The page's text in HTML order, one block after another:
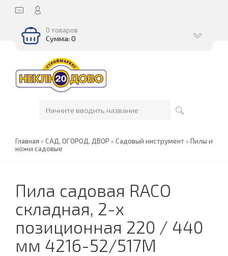
0 товаров
Сумма: 0
Главная »САД, ОГОРОД, ДВОР »Садовый инструмент»Пилы и
ножи садовые
Пила садовая RACO
складная, 2-х
позиционная 220 / 440
мм 4216-52/517M